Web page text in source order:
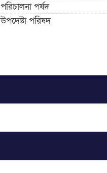
পরিচালনা পর্ষদ
উপদেষ্টা পরিষদ